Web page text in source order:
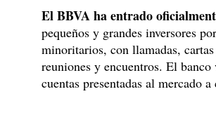
El BBVA ha entrado
pequeños y grandes inversores
minoritarios, con llamadas,
reuniones y encuentros. El
cuentas presentadas al mercado